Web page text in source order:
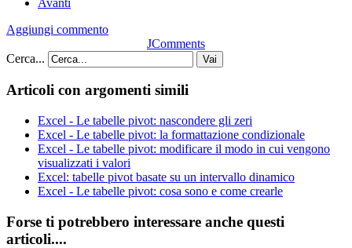
Aggiungi commento
JComments
Cerca...
Vai
Articoli con argomenti simili
Excel - Le tabelle pivot: nascondere gli zeri
Excel - Le tabelle pivot: la formattazione condizionale
Excel - Le tabelle pivot: modificare il modo in cui vengono
visualizzati i valori
Excel: tabelle pivot basate su un intervallo dinamico
Excel - Le tabelle pivot: cosa sono e come crearle
Forse ti potrebbero interessare anche questi
articoli....